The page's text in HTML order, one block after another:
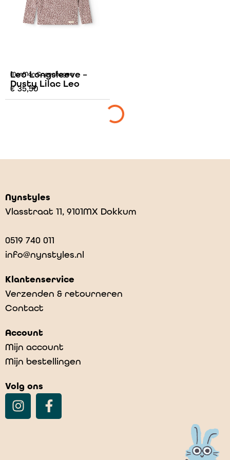
MarMar Copenhagen
Leo Longsleeve –
Dusty Lilac Leo
€35,50
Nynstyles
Vlasstraat 11, 9101MX Dokkum
0519 740 011
info@nynstyles.nl
Klantenservice
Verzenden & retourneren
Contact
Account
Mijn account
Mijn bestellingen
Volg ons